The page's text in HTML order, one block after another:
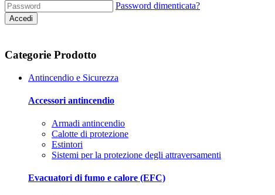
Password dimenticata?
Accedi
Categorie Prodotto
Antincendio e Sicurezza
Accessori antincendio
Armadi antincendio
Calotte di protezione
Estintori
Sistemi per la protezione degli attraversamenti
Evacuatori di fumo e calore (EFC)